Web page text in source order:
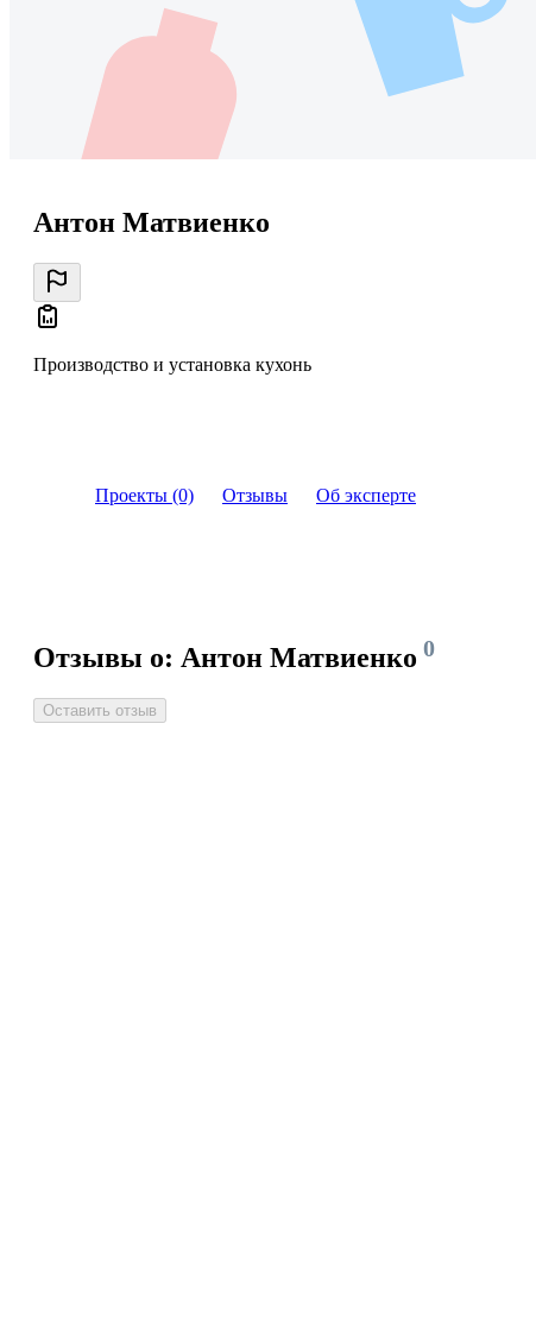
Антон Матвиенко
Производство и установка кухонь
Проекты (0) Отзывы Об эксперте
Отзывы о: Антон Матвиенко 0
Оставить отзыв